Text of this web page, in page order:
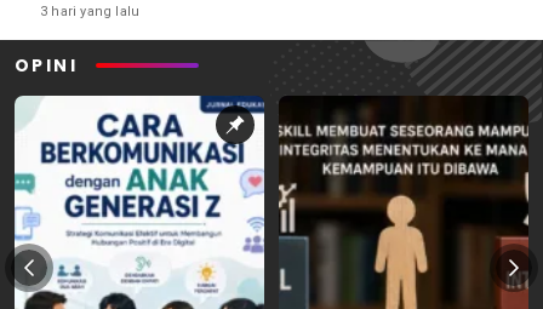
3 hari yang lalu
OPINI